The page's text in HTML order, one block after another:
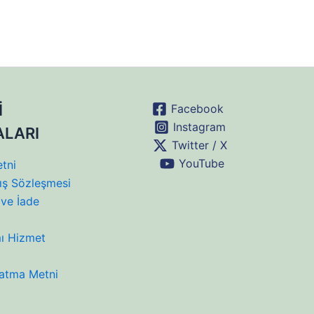
Sözleşmesi
İade
Hizmet
Metni
Facebook
Instagram
Twitter / X
YouTube